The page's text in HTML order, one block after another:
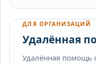
ДЛЯ ОРГАНИЗАЦИЙ
Удалённая
Удалённая помощь